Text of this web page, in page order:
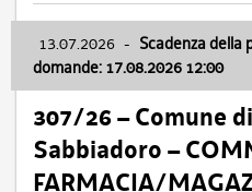
13.07.2026 - Scadenza della
domande: 17.08.2026 12:00
307/26 – Comune
Sabbiadoro –
FARMACIA/